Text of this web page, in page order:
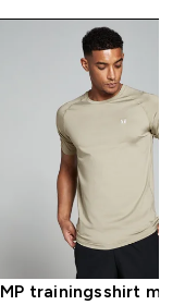
MP trainingsshirt